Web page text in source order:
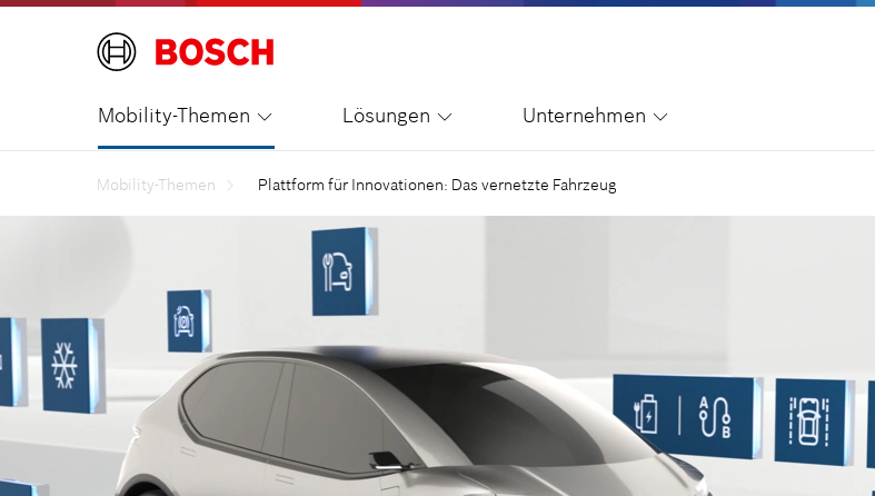
Mobility-Themen Lösungen Unternehmen
Mobility-Themen Plattform für Innovationen: Das vernetzte Fahrzeug